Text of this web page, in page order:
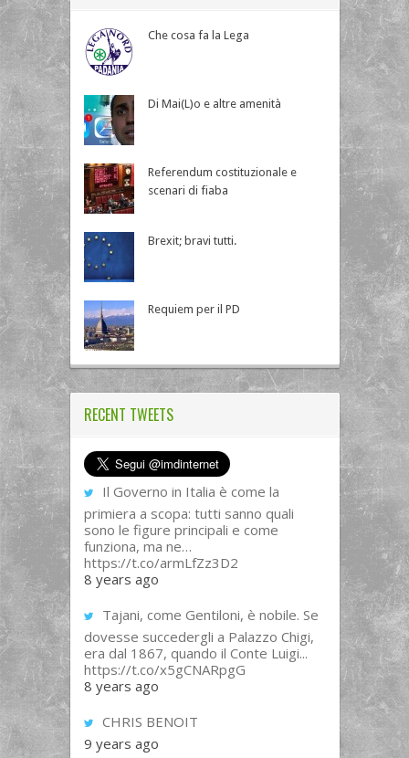
Che cosa fa la Lega
Di Mai(L)o e altre amenità
Referendum costituzionale e
scenari di fiaba
Brexit; bravi tutti.
Requiem per il PD
RECENT TWEETS
Il Governo in Italia è come la
primiera a scopa: tutti sanno quali
sono le figure principali e come
funziona, ma ne…
https://t.co/armLfZz3D2
8 years ago
Tajani, come Gentiloni, è nobile. Se
dovesse succedergli a Palazzo Chigi,
era dal 1867, quando il Conte Luigi...
https://t.co/x5gCNARpgG
8 years ago
CHRIS BENOIT
9 years ago